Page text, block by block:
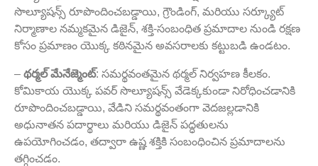
సొల్యూషన్స్ రూపొందించబడ్డాయి, గ్రౌండింగ్, మరియు సర్క్యూట్
నిర్మాణాల నమ్మకమైన డిజైన్, శక్తి-సంబంధిత ప్రమాదాల నుండి రక్షణ
కోసం ప్రమాణం యొక్క కఠినమైన అవసరాలకు కట్టుబడి ఉండటం.
– థర్మల్ మేనేజ్మెంట్: సమర్థవంతమైన థర్మల్ నిర్వహణ కీలకం.
కోమికాయ యొక్క పవర్ సొల్యూషన్స్ వేడెక్కకుండా నిరోధించడానికి
రూపొందించబడ్డాయి, వేడిని సమర్థవంతంగా వెదజల్లడానికి
అధునాతన పదార్థాలు మరియు డిజైన్ పద్ధతులను
ఉపయోగించడం, తద్వారా ఉష్ణ శక్తికి సంబంధించిన ప్రమాదాలను
తగ్గించడం.